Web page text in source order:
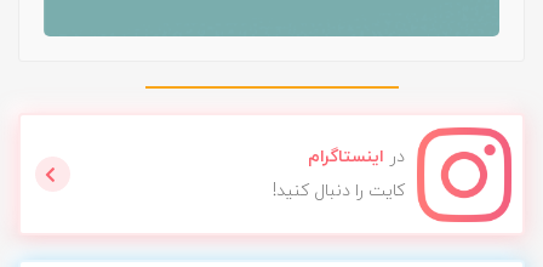
در اینستاگرام
کایت را دنبال کنید!